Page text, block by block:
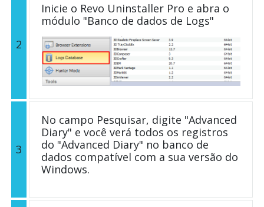
2
Inicie o Revo Uninstaller Pro e abra o
módulo "Banco de dados de Logs"
3
No campo Pesquisar, digite "Advanced
Diary" e você verá todos os registros
do "Advanced Diary" no banco de
dados compatível com a sua versão do
Windows.